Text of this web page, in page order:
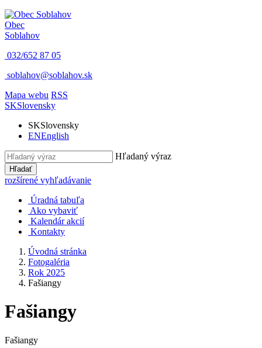
Obec
Soblahov
032/652 87 05
soblahov@soblahov.sk
Mapa webu RSS
SKSlovensky
SKSlovensky
ENEnglish
Hľadaný výraz
Hľadať
rozšírené vyhľadávanie
Úradná tabuľa
Ako vybaviť
Kalendár akcií
Kontakty
Úvodná stránka
Fotogaléria
Rok 2025
Fašiangy
Fašiangy
Fašiangy